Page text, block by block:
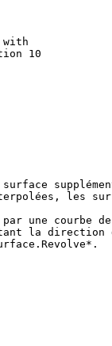
with
10
les
une courbe
la direction